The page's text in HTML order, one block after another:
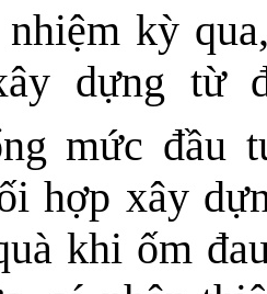
kỳ qua,
dựng từ
mức đầu
hợp xây
khi ốm